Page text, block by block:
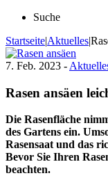
Suche
Startseite|Aktuelles|
7. Feb. 2023 -
Rasen ansäen
Die Rasenfläche
des Gartens ein.
Rasensaat und das
Bevor Sie Ihren
beachten.